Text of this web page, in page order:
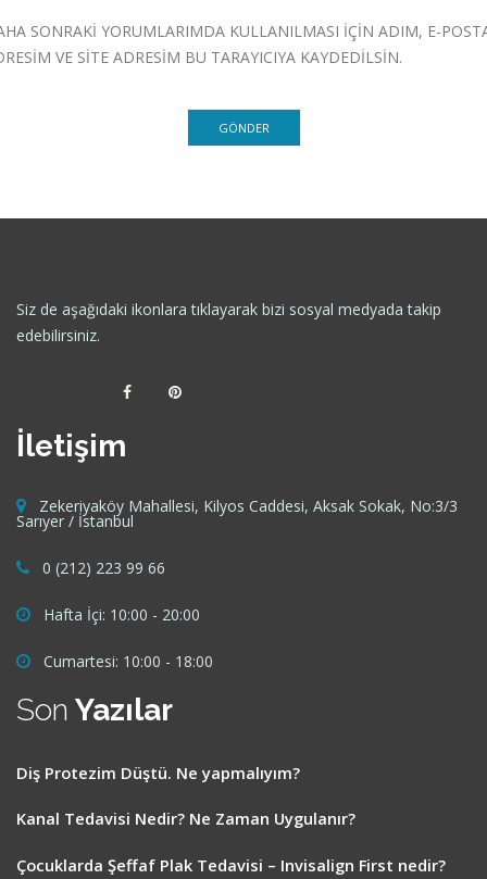
SONRAKI YORUMLARIMDA KULLANILMASI IÇIN ADIM, E-
VE SITE ADRESIM BU TARAYICIYA KAYDEDILSIN.
Siz de aşağıdaki ikonlara tıklayarak bizi sosyal medyada takip
edebilirsiniz.
İletişim
Zekeriyaköy Mahallesi, Kilyos Caddesi, Aksak Sokak, No:3/3
Sarıyer / İstanbul
0 (212) 223 99 66
Hafta İçi: 10:00 - 20:00
Cumartesi: 10:00 - 18:00
Son Yazılar
Diş Protezim Düştü. Ne yapmalıyım?
Kanal Tedavisi Nedir? Ne Zaman Uygulanır?
Çocuklarda Şeffaf Plak Tedavisi – Invisalign First nedir?